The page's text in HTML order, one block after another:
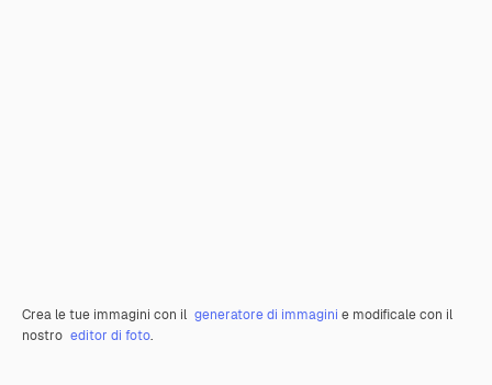
Crea le tue immagini con il generatore di immagini e modificale con il
nostro editor di foto.